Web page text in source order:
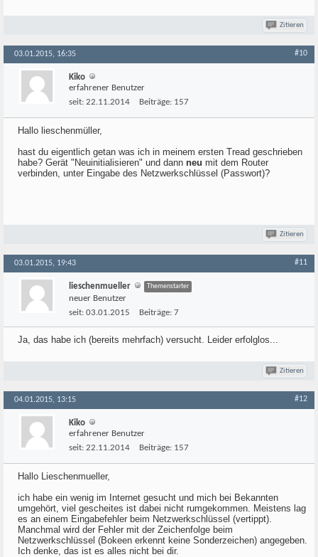
Zitieren
03.01.2015, 16:35 #10
Kiko
erfahrener Benutzer
seit: 22.11.2014 Beiträge: 157
Hallo lieschenmüller,
hast du eigentlich getan was ich in meinem ersten Tread geschrieben
habe? Gerät "Neuinitialisieren" und dann neu mit dem Router
verbinden, unter Eingabe des Netzwerkschlüssel (Passwort)?
Zitieren
03.01.2015, 19:43 #11
lieschenmueller Themenstarter
neuer Benutzer
seit: 03.01.2015 Beiträge: 7
Ja, das habe ich (bereits mehrfach) versucht. Leider erfolglos...
Zitieren
04.01.2015, 13:15 #12
Kiko
erfahrener Benutzer
seit: 22.11.2014 Beiträge: 157
Hallo Lieschenmueller,
ich habe ein wenig im Internet gesucht und mich bei Bekannten
umgehört, viel gescheites ist dabei nicht rumgekommen. Meistens lag
es an einem Eingabefehler beim Netzwerkschlüssel (vertippt).
Manchmal wird der Fehler mit der Zeichenfolge beim
Netzwerkschlüssel (Bokeen erkennt keine Sonderzeichen) angegeben.
Ich denke, das ist es alles nicht bei dir.